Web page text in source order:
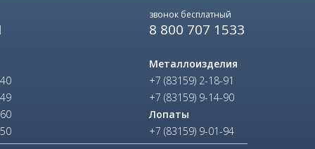
8 800 707 1533
звонок бесплатный
Металлоизделия
+7 (83159) 2-18-91
+7 (83159) 9-14-90
Лопаты
+7 (83159) 9-01-94